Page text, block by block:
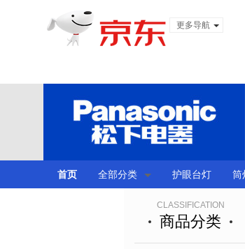
更多导航
首页 全部分类 护眼台灯 筒
CLASSIFICATION
商品分类